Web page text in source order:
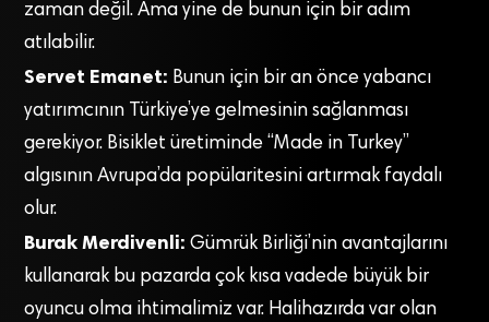
zaman değil. Ama yine de bunun için bir adım
atılabilir.
Servet Emanet: Bunun için bir an önce yabancı
yatırımcının Türkiye’ye gelmesinin sağlanması
gerekiyor. Bisiklet üretiminde “Made in Turkey”
algısının Avrupa’da popülaritesini artırmak faydalı
olur.
Burak Merdivenli: Gümrük Birliği’nin avantajlarını
kullanarak bu pazarda çok kısa vadede büyük bir
oyuncu olma ihtimalimiz var. Halihazırda var olan